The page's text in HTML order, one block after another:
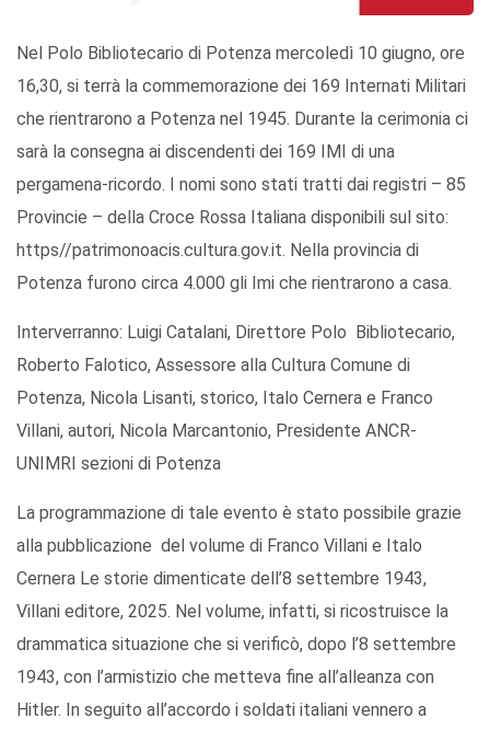
Nel Polo Bibliotecario di Potenza mercoledì 10 giugno, ore
16,30, si terrà la commemorazione dei 169 Internati Militari
che rientrarono a Potenza nel 1945. Durante la cerimonia ci
sarà la consegna ai discendenti dei 169 IMI di una
pergamena-ricordo. I nomi sono stati tratti dai registri – 85
Provincie – della Croce Rossa Italiana disponibili sul sito:
https//patrimonoacis.cultura.gov.it. Nella provincia di
Potenza furono circa 4.000 gli Imi che rientrarono a casa.
Interverranno: Luigi Catalani, Direttore Polo Bibliotecario,
Roberto Falotico, Assessore alla Cultura Comune di
Potenza, Nicola Lisanti, storico, Italo Cernera e Franco
Villani, autori, Nicola Marcantonio, Presidente ANCR-
UNIMRI sezioni di Potenza
La programmazione di tale evento è stato possibile grazie
alla pubblicazione del volume di Franco Villani e Italo
Cernera Le storie dimenticate dell’8 settembre 1943,
Villani editore, 2025. Nel volume, infatti, si ricostruisce la
drammatica situazione che si verificò, dopo l’8 settembre
1943, con l’armistizio che metteva fine all’alleanza con
Hitler. In seguito all’accordo i soldati italiani vennero a